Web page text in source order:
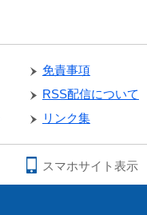
免責事項
RSS配信について
リンク集
スマホサイト表示